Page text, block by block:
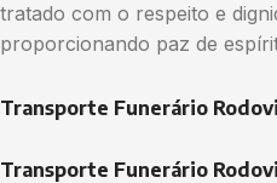
tratado com o respeito e
proporcionando paz de
Transporte Funerário
Transporte Funerário